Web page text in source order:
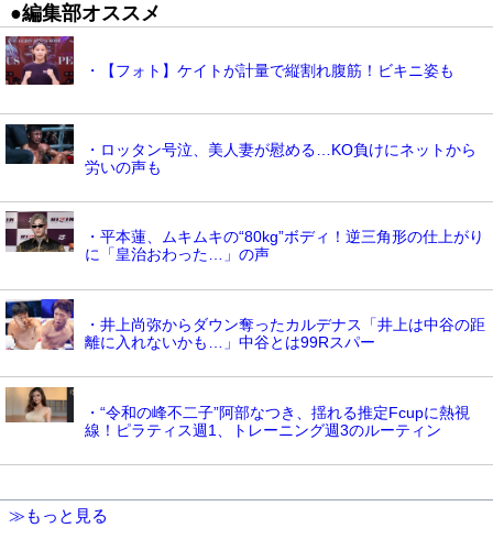
●編集部オススメ
・【フォト】ケイトが計量で縦割れ腹筋！ビキニ姿も
・ロッタン号泣、美人妻が慰める…KO負けにネットから
労いの声も
・平本蓮、ムキムキの“80kg”ボディ！逆三角形の仕上がり
に「皇治おわった…」の声
・井上尚弥からダウン奪ったカルデナス「井上は中谷の距
離に入れないかも…」中谷とは99Rスパー
・“令和の峰不二子”阿部なつき、揺れる推定Fcupに熱視
線！ピラティス週1、トレーニング週3のルーティン
≫もっと見る